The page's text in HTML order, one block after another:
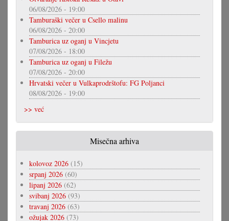
06/08/2026 - 19:00
Tamburaški večer u Csello malinu
06/08/2026 - 20:00
Tamburica uz oganj u Vincjetu
07/08/2026 - 18:00
Tamburica uz oganj u Filežu
07/08/2026 - 20:00
Hrvatski večer u Vulkaprodrštofu: FG Poljanci
08/08/2026 - 19:00
>> već
Misečna arhiva
kolovoz 2026 (15)
srpanj 2026 (60)
lipanj 2026 (62)
svibanj 2026 (93)
travanj 2026 (63)
ožujak 2026 (73)